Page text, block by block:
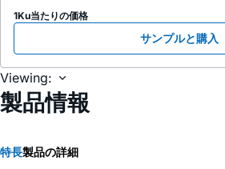
1Ku当たりの価格
サンプルと購入
Viewing:
製品情報
特長製品の詳細